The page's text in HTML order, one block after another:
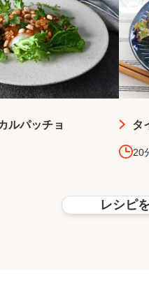
ルパッチョ タ
20
レシピ